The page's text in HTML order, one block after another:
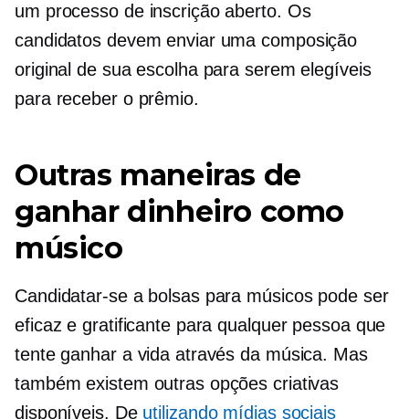
um processo de inscrição aberto. Os
candidatos devem enviar uma composição
original de sua escolha para serem elegíveis
para receber o prêmio.
Outras maneiras de
ganhar dinheiro como
músico
Candidatar-se a bolsas para músicos pode ser
eficaz e gratificante para qualquer pessoa que
tente ganhar a vida através da música. Mas
também existem outras opções criativas
disponíveis. De utilizando mídias sociais